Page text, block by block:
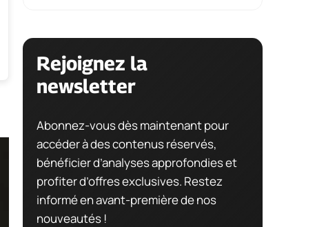
Rejoignez la
newsletter
Abonnez-vous dès maintenant pour
accéder à des contenus réservés,
bénéficier d’analyses approfondies et
profiter d’offres exclusives. Restez
informé en avant-première de nos
nouveautés !